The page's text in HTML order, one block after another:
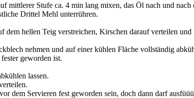
Stufe ca. 4 min lang mixen, das Öl nach und
Drittel Mehl unterrühren.
hellen Teig verstreichen, Kirschen darauf verteilen und
nehmen und auf einer kühlen Fläche vollständig
geworden ist.
lassen.
dem Servieren fest geworden sein, doch dann darf